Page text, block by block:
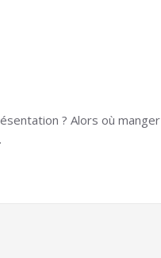
? Alors où manger